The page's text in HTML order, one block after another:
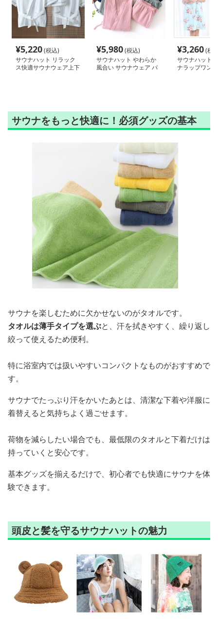
¥5,220(税込)
サウナハット リラック
ス快適サウナウェア上下
¥5,980(税込)
サウナハット やわらか
風合い サウナウェア パ
¥3,260(税
サウナハット
ナラップワン
サウナをもっと快適に！必須グッズの基本
サウナを楽しむために欠かせないのがタオルです。
タオルは薄手タイプを選ぶと、汗を拭きやすく、繰り返し
絞って使えるため便利。
特に浴室内では扱いやすいコンパクトなものがおすすめで
す。
サウナでたっぷり汗をかいたあとは、清潔な下着や洋服に
着替えると気持ちよく過ごせます。
荷物を減らしたい場合でも、最低限のタオルと下着だけは
持っていくと安心です。
基本グッズを揃えるだけで、初心者でも快適にサウナを体
験できます。
頭皮と髪を守るサウナハットの魅力